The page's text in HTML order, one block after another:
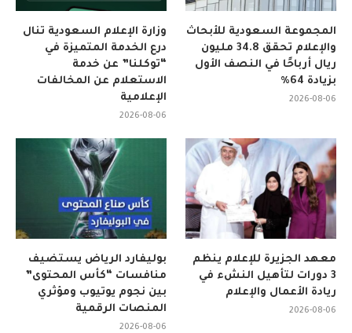
وزارة الإعلام السعودية تنال
درع الخدمة المتميزة في
“توكلنا” عن خدمة
الاستعلام عن المخالفات
الإعلامية
2026-08-06
المجموعة السعودية للأبحاث
والإعلام تحقق 34.8 مليون
ريال أرباحًا في النصف الأول
بزيادة 64%
2026-08-06
بوليفارد الرياض يستضيف
منافسات “كأس المحتوى”
بين نجوم يوتيوب ومؤثري
المنصات الرقمية
2026-08-06
معهد الجزيرة للإعلام ينظم
3 دورات لتأهيل النشء في
ريادة الأعمال والإعلام
2026-08-06